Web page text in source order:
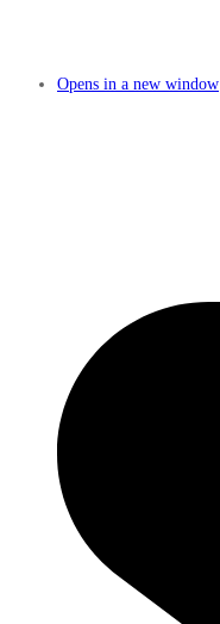
Opens in a new window